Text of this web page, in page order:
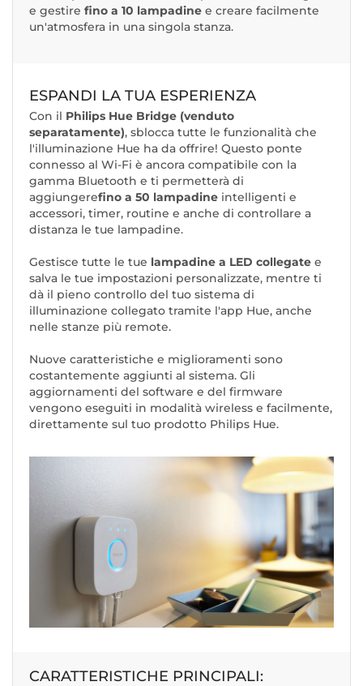
e gestire fino a 10 lampadine e creare facilmente
un'atmosfera in una singola stanza.
ESPANDI LA TUA ESPERIENZA
Con il Philips Hue Bridge (venduto
separatamente), sblocca tutte le funzionalità che
l'illuminazione Hue ha da offrire! Questo ponte
connesso al Wi-Fi è ancora compatibile con la
gamma Bluetooth e ti permetterà di
aggiungerefino a 50 lampadine intelligenti e
accessori, timer, routine e anche di controllare a
distanza le tue lampadine.
Gestisce tutte le tue lampadine a LED collegate e
salva le tue impostazioni personalizzate, mentre ti
dà il pieno controllo del tuo sistema di
illuminazione collegato tramite l'app Hue, anche
nelle stanze più remote.
Nuove caratteristiche e miglioramenti sono
costantemente aggiunti al sistema. Gli
aggiornamenti del software e del firmware
vengono eseguiti in modalità wireless e facilmente,
direttamente sul tuo prodotto Philips Hue.
CARATTERISTICHE PRINCIPALI: